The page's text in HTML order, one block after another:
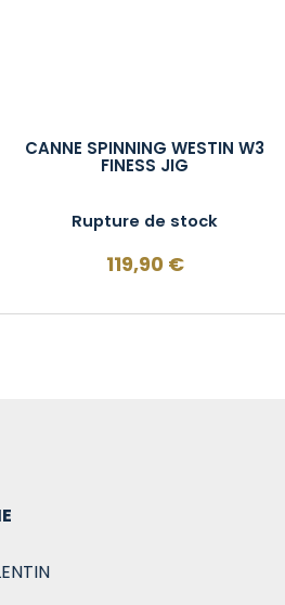
CANNE SPINNING WESTIN W3
FINESS JIG
Rupture de stock
119,90 €